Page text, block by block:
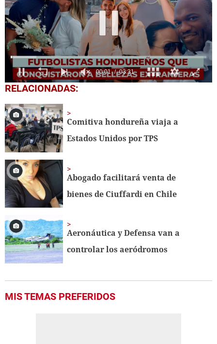
0
seconds
3
minutes,
31
seconds
RELACIONADAS:
Comitiva hondureña viaja a
Estados Unidos por TPS
Abogado facilitará venta de
bienes de Ciuffardi en Chile
Aeronáutica y Defensa van a
controlar los aeródromos
MIS TEMAS PREFERIDOS